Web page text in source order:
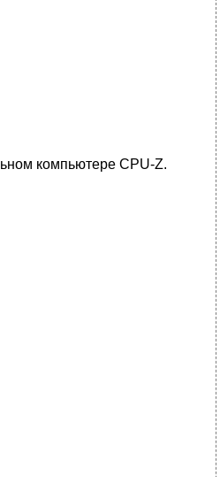
компьютере CPU-Z.